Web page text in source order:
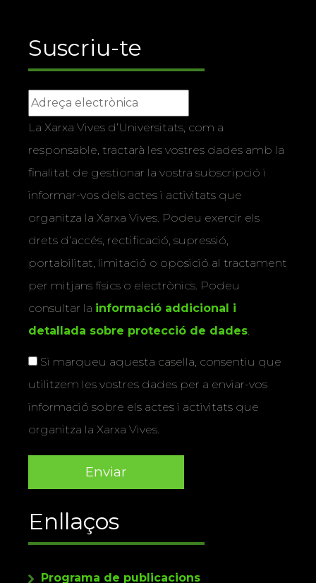
Suscriu-te
La Xarxa Vives d’Universitats, com a
responsable, tractarà les vostres dades amb la
finalitat de gestionar la vostra subscripció i
informar-vos dels actes i activitats que
organitza la Xarxa Vives. Podeu exercir els
drets d’accés, rectificació, supressió,
portabilitat, limitació o oposició al tractament
per mitjans físics o electrònics. Podeu
consultar la informació addicional i
detallada sobre protecció de dades.
Si marqueu aquesta casella, consentiu que
utilitzem les vostres dades per a enviar-vos
informació sobre els actes i activitats que
organitza la Xarxa Vives.
Enllaços
Programa de publicacions